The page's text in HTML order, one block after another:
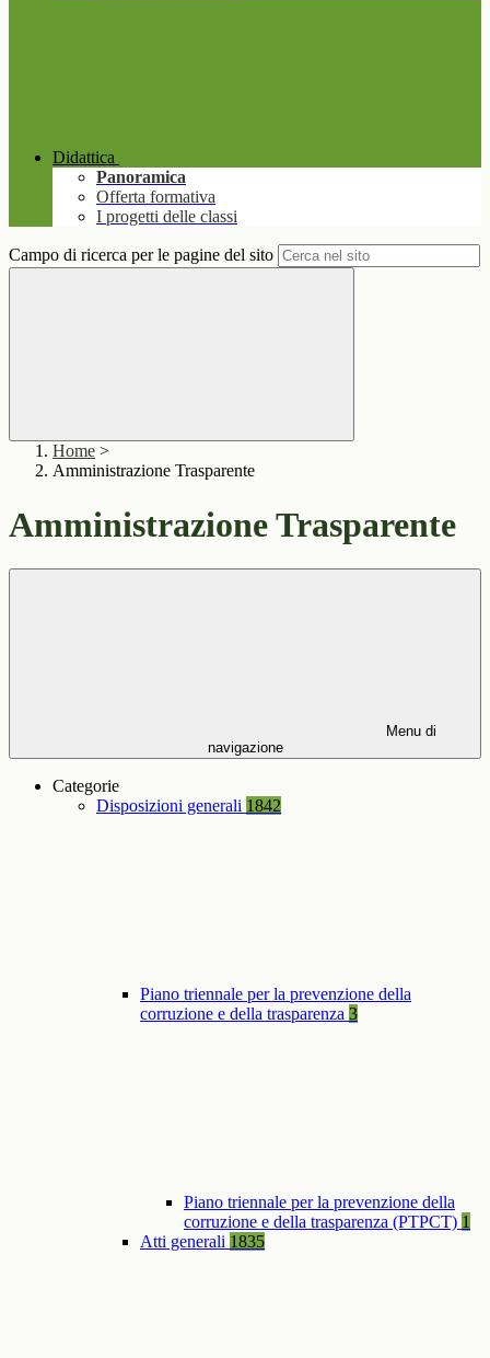
Didattica
Panoramica
Offerta formativa
I progetti delle classi
Campo di ricerca per le pagine del sito
Home >
Amministrazione Trasparente
Amministrazione Trasparente
Menu di
navigazione
Categorie
Disposizioni generali 1842
Piano triennale per la prevenzione della
corruzione e della trasparenza 3
Piano triennale per la prevenzione della
corruzione e della trasparenza (PTPCT) 1
Atti generali 1835